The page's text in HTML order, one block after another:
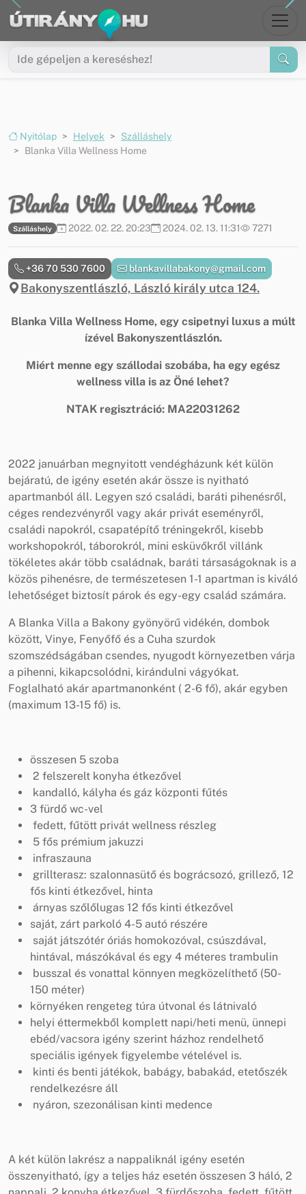
Ugrás a menüre
Ugrás a tartalomra
Nyitólap Helyek
Szálláshely
Blanka Villa Wellness Home
Blanka Villa Wellness Home
Szálláshely 2022. 02. 22. 20:23 2024. 02. 13. 11:31 7271
Bakonyszentlászló, László király utca 124.
+36 70 530 7600 blankavillabakony@gmail.com
Blanka Villa Wellness Home, egy csipetnyi luxus a múlt
ízével Bakonyszentlászlón.
Miért menne egy szállodai szobába, ha egy egész
wellness villa is az Öné lehet?
NTAK regisztráció: MA22031262
2022 januárban megnyitott vendégházunk két külön
bejáratú, de igény esetén akár össze is nyitható
apartmanból áll. Legyen szó családi, baráti pihenésről,
céges rendezvényről vagy akár privát eseményről,
családi napokról, csapatépítő tréningekről, kisebb
workshopokról, táborokról, mini esküvőkről villánk
tökéletes akár több családnak, baráti társaságoknak is a
közös pihenésre, de természetesen 1-1 apartman is kiváló
lehetőséget biztosít párok és egy-egy család számára.
A Blanka Villa a Bakony gyönyörű vidékén, dombok
között, Vinye, Fenyőfő és a Cuha szurdok
szomszédságában csendes, nyugodt környezetben várja
a pihenni, kikapcsolódni, kirándulni vágyókat.
Foglalható akár apartmanonként ( 2-6 fő), akár egyben
(maximum 13-15 fő) is.
összesen 5 szoba
2 felszerelt konyha étkezővel
kandalló, kályha és gáz központi fűtés
3 fürdő wc-vel
fedett, fűtött privát wellness részleg
5 fős prémium jakuzzi
infraszauna
grillterasz: szalonnasütő és bográcsozó, grillező, 12
fős kinti étkezővel, hinta
árnyas szőlőlugas 12 fős kinti étkezővel
saját, zárt parkoló 4-5 autó részére
saját játszótér óriás homokozóval, csúszdával,
hintával, mászókával és egy 4 méteres trambulin
busszal és vonattal könnyen megközelíthető (50-
150 méter)
környéken rengeteg túra útvonal és látnivaló
helyi éttermekből komplett napi/heti menü, ünnepi
ebéd/vacsora igény szerint házhoz rendelhető
speciális igények figyelembe vételével is.
kinti és benti játékok, babágy, babakád, etetőszék
rendelkezésre áll
nyáron, szezonálisan kinti medence
A két külön lakrész a nappaliknál igény esetén
összenyitható, így a teljes ház esetén összesen 3 háló, 2